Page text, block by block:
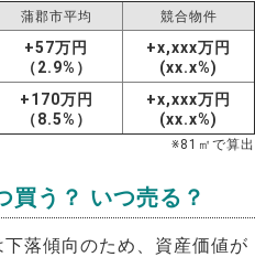
蒲郡市平均 競合物件
+57万円
（2.9%）
+x,xxx万円
(xx.x%)
+170万円
（8.5%）
+x,xxx万円
(xx.x%)
※81 ㎡で算出
買う？ いつ売る？
落傾向のため、資産価値が